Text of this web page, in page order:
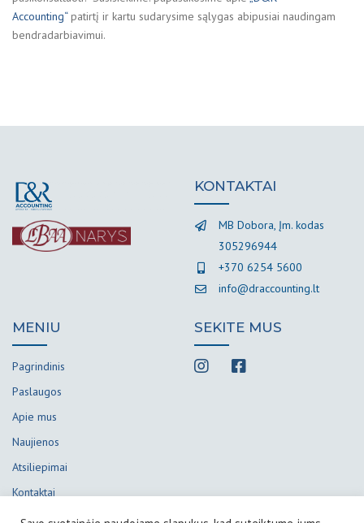
Accounting“patirtį ir kartu sudarysime sąlygas abipusiai naudingam
bendradarbiavimui.
KONTAKTAI
MB Dobora, Įm. kodas
305296944
+370 6254 5600
info@draccounting.lt
MENIU
Pagrindinis
Paslaugos
Apie mus
Naujienos
Atsiliepimai
Kontaktai
SEKITE MUS